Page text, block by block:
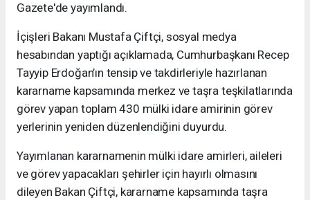
Gazete'de yayımlandı.
İçişleri Bakanı Mustafa Çiftçi, sosyal medya
hesabından yaptığı açıklamada, Cumhurbaşkanı Recep
Tayyip Erdoğan’ın tensip ve takdirleriyle hazırlanan
kararname kapsamında merkez ve taşra teşkilatlarında
görev yapan toplam 430 mülki idare amirinin görev
yerlerinin yeniden düzenlendiğini duyurdu.
Yayımlanan kararnamenin mülki idare amirleri, aileleri
ve görev yapacakları şehirler için hayırlı olmasını
dileyen Bakan Çiftçi, kararname kapsamında taşra